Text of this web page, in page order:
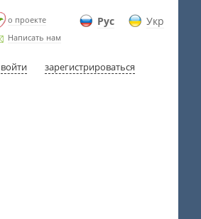
Рус Укр
о проекте
Написать нам
войти зарегистрироваться